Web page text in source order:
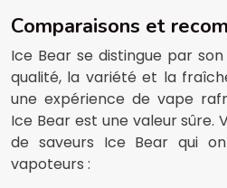
Comparaisons et
Ice Bear se distingue par
qualité, la variété et la
une expérience de vape
Ice Bear est une valeur sûre.
de saveurs Ice Bear qui
vapoteurs :